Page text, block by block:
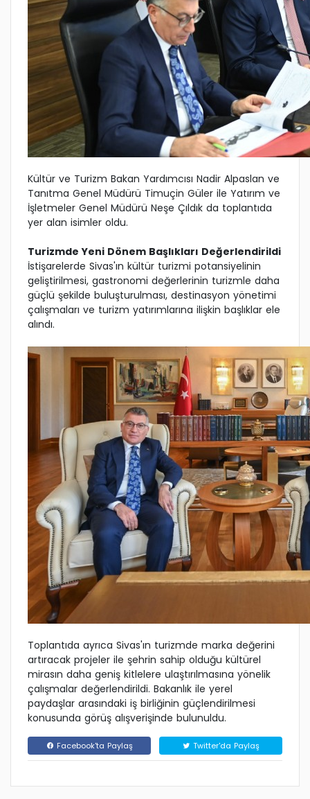
Kültür ve Turizm Bakan Yardımcısı Nadir Alpaslan ve
Tanıtma Genel Müdürü Timuçin Güler ile Yatırım ve
İşletmeler Genel Müdürü Neşe Çıldık da toplantıda
yer alan isimler oldu.
Turizmde Yeni Dönem Başlıkları Değerlendirildi
İstişarelerde Sivas'ın kültür turizmi potansiyelinin
geliştirilmesi, gastronomi değerlerinin turizmle daha
güçlü şekilde buluşturulması, destinasyon yönetimi
çalışmaları ve turizm yatırımlarına ilişkin başlıklar ele
alındı.
Toplantıda ayrıca Sivas'ın turizmde marka değerini
artıracak projeler ile şehrin sahip olduğu kültürel
mirasın daha geniş kitlelere ulaştırılmasına yönelik
çalışmalar değerlendirildi. Bakanlık ile yerel
paydaşlar arasındaki iş birliğinin güçlendirilmesi
konusunda görüş alışverişinde bulunuldu.
Facebook'ta Paylaş Twitter'da Paylaş